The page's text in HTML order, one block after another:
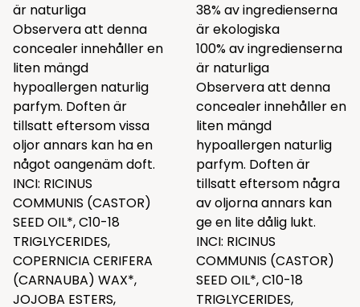
är naturliga
Observera att denna
concealer innehåller en
liten mängd
hypoallergen naturlig
parfym. Doften är
tillsatt eftersom vissa
oljor annars kan ha en
något oangenäm doft.
INCI: RICINUS
COMMUNIS (CASTOR)
SEED OIL*, C10-18
TRIGLYCERIDES,
COPERNICIA CERIFERA
(CARNAUBA) WAX*,
JOJOBA ESTERS,
38% av ingredienserna
är ekologiska
100% av ingredienserna
är naturliga
Observera att denna
concealer innehåller en
liten mängd
hypoallergen naturlig
parfym. Doften är
tillsatt eftersom några
av oljorna annars kan
ge en lite dålig lukt.
INCI: RICINUS
COMMUNIS (CASTOR)
SEED OIL*, C10-18
TRIGLYCERIDES,